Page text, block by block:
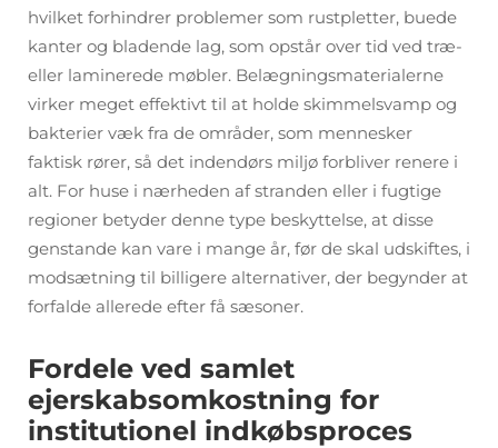
hvilket forhindrer problemer som rustpletter, buede
kanter og bladende lag, som opstår over tid ved træ-
eller laminerede møbler. Belægningsmaterialerne
virker meget effektivt til at holde skimmelsvamp og
bakterier væk fra de områder, som mennesker
faktisk rører, så det indendørs miljø forbliver renere i
alt. For huse i nærheden af stranden eller i fugtige
regioner betyder denne type beskyttelse, at disse
genstande kan vare i mange år, før de skal udskiftes, i
modsætning til billigere alternativer, der begynder at
forfalde allerede efter få sæsoner.
Fordele ved samlet
ejerskabsomkostning for
institutionel indkøbsproces